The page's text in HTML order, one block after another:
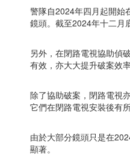
警隊自2024年四月起開始
鏡頭。截至2024年十二月
另外，在閉路電視協助偵
有效，亦大大提升破案效率
除了協助破案，閉路電視
它們在閉路電視安裝後有
由於大部分鏡頭只是在
顯著。